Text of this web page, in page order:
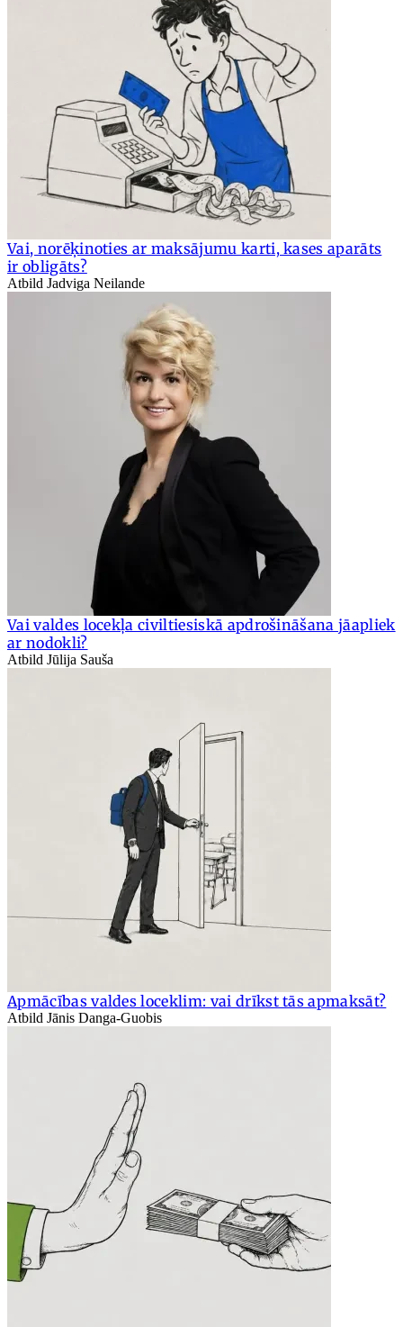
Vai, norēķinoties ar maksājumu karti, kases aparāts
ir obligāts?
Atbild Jadviga Neilande
Vai valdes locekļa civiltiesiskā apdrošināšana jāapliek
ar nodokli?
Atbild Jūlija Sauša
Apmācības valdes loceklim: vai drīkst tās apmaksāt?
Atbild Jānis Danga-Guobis